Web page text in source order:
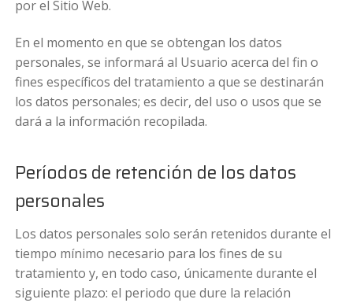
por el Sitio Web.
En el momento en que se obtengan los datos
personales, se informará al Usuario acerca del fin o
fines específicos del tratamiento a que se destinarán
los datos personales; es decir, del uso o usos que se
dará a la información recopilada.
Períodos de retención de los datos
personales
Los datos personales solo serán retenidos durante el
tiempo mínimo necesario para los fines de su
tratamiento y, en todo caso, únicamente durante el
siguiente plazo: el periodo que dure la relación